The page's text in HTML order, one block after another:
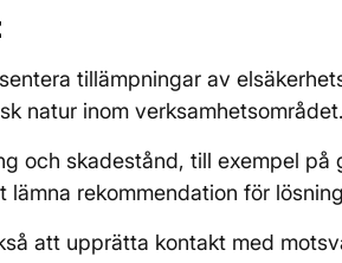
tillämpningar av
natur inom verksamhetsområdet.
och skadestånd, till exempel på
lämna rekommendation för
att upprätta kontakt med